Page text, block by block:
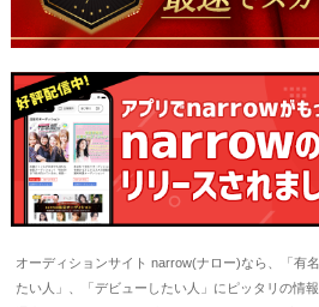
オーディションサイト narrow(ナロー)なら、「有
たい人」、「デビューしたい人」にピッタリの情報